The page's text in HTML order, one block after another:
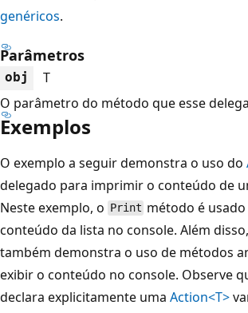
genéricos.
Parâmetros
obj
T
O parâmetro do método que esse
Exemplos
O exemplo a seguir demonstra o uso do
delegado para imprimir o conteúdo de
Neste exemplo, o Print método é
conteúdo da lista no console. Além
também demonstra o uso de métodos
exibir o conteúdo no console. Observe
declara explicitamente uma Action<T>